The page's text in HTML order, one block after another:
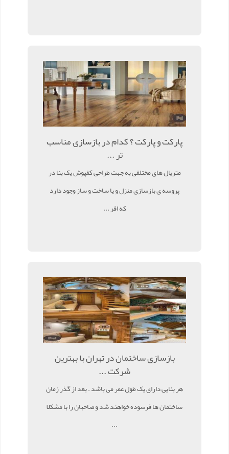
پارکت و پارکت ؟ کدام در بازسازی مناسب
تر ...
متریال های مختلفی به جهت طراحی کفپوش یک بنا در
پروسه ی بازسازی منزل و یا ساخت و ساز وجود دارد
که افر ...
بازسازی ساختمان در تهران با بهترین
شرکت ...
هر بنایی دارای یک طول عمر می باشد . بعد از گذر زمان
ساختمان ها فرسوده خواهند شد و صاحبان را با مشکلا
...